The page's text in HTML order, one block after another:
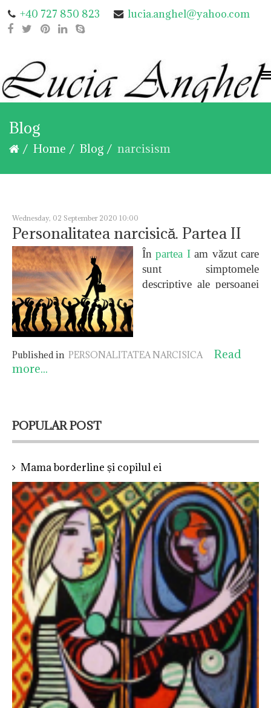
+40 727 850 823 lucia.anghel@yahoo.com
Blog
Home Blog narcisism
Wednesday, 02 September 2020 10:00
Personalitatea narcisică. Partea II
Înpartea Iam văzut care
sunt simptomele
descriptive ale persoanei
principaleale acestei
Published in PERSONALITATEA NARCISICA
Read
more...
POPULAR POST
Mama borderline și copilul ei